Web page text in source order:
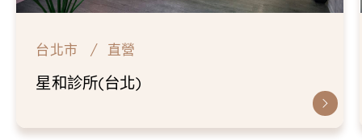
台北市 直營
星和診所(台北)